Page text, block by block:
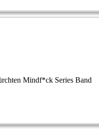
Mindf*ck Series Band